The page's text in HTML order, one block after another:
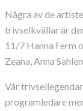
Några av de
trivselkvällar är
11/7 Hanna Ferm
Zeana, Anna
Vår
programledare